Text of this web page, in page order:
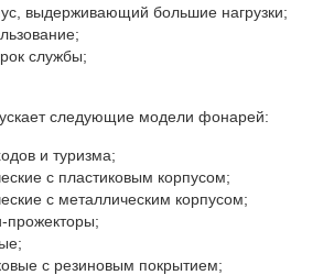
выдерживающий большие нагрузки;
службы;
следующие модели фонарей:
и туризма;
с пластиковым корпусом;
с металлическим корпусом;
прожекторы;
с резиновым покрытием;